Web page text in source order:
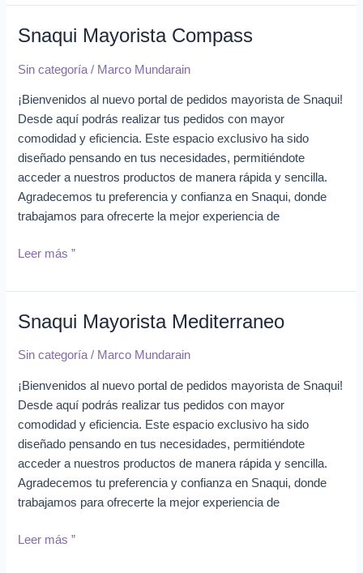
Snaqui Mayorista Compass
Sin categoría / Marco Mundarain
¡Bienvenidos al nuevo portal de pedidos mayorista de Snaqui!
Desde aquí podrás realizar tus pedidos con mayor
comodidad y eficiencia. Este espacio exclusivo ha sido
diseñado pensando en tus necesidades, permitiéndote
acceder a nuestros productos de manera rápida y sencilla.
Agradecemos tu preferencia y confianza en Snaqui, donde
trabajamos para ofrecerte la mejor experiencia de
Snaqui
Compass
Leer más ”
Snaqui Mayorista Mediterraneo
Sin categoría/ Marco Mundarain
¡Bienvenidos al nuevo portal de pedidos mayorista de Snaqui!
Desde aquí podrás realizar tus pedidos con mayor
comodidad y eficiencia. Este espacio exclusivo ha sido
diseñado pensando en tus necesidades, permitiéndote
acceder a nuestros productos de manera rápida y sencilla.
Agradecemos tu preferencia y confianza en Snaqui, donde
trabajamos para ofrecerte la mejor experiencia de
Snaqui
Mediterraneo
Leer más ”